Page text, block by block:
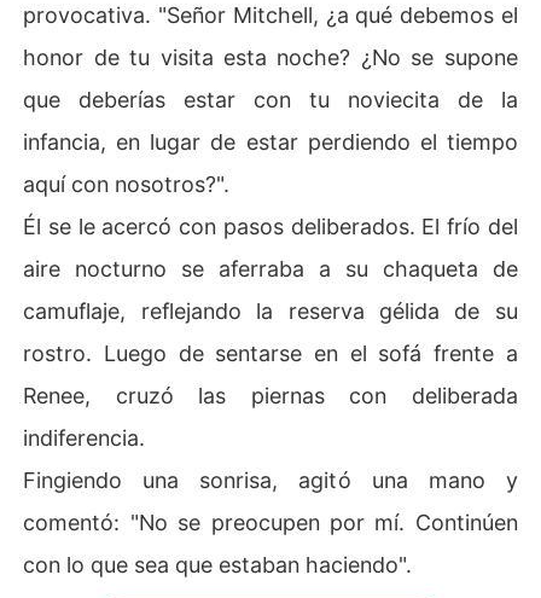
provocativa. "Señor Mitchell, ¿a qué debemos el
honor de tu visita esta noche? ¿No se supone
que deberías estar con tu noviecita de la
infancia, en lugar de estar perdiendo el tiempo
aquí con nosotros?".
Él se le acercó con pasos deliberados. El frío del
aire nocturno se aferraba a su chaqueta de
camuflaje, reflejando la reserva gélida de su
rostro. Luego de sentarse en el sofá frente a
Renee, cruzó las piernas con deliberada
indiferencia.
Fingiendo una sonrisa, agitó una mano y
comentó: "No se preocupen por mí. Continúen
con lo que sea que estaban haciendo".